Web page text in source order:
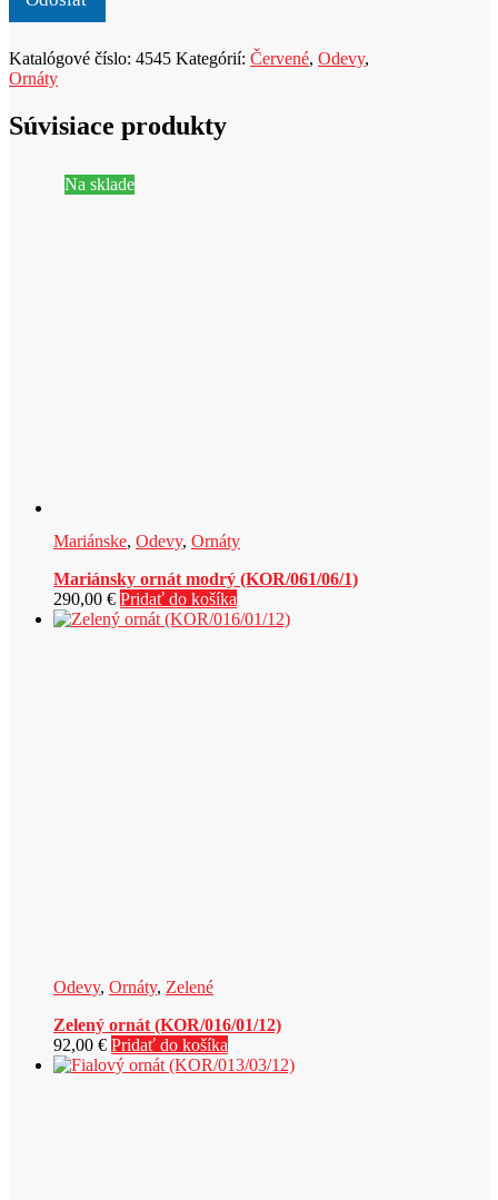
k
t
Katalógové číslo: 4545 Kategórií: Červené, Odevy,
Ornáty
Súvisiace produkty
Na sklade
Mariánske, Odevy, Ornáty
Mariánsky ornát modrý (KOR/061/06/1)
290,00 € Pridať do košíka
Odevy, Ornáty, Zelené
Zelený ornát (KOR/016/01/12)
92,00 € Pridať do košíka